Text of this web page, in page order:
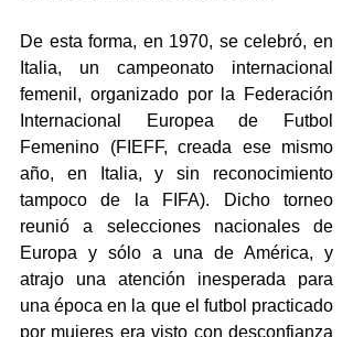
De esta forma, en 1970, se celebró, en
Italia, un campeonato internacional
femenil, organizado por la Federación
Internacional Europea de Futbol
Femenino (FIEFF, creada ese mismo
año, en Italia, y sin reconocimiento
tampoco de la FIFA). Dicho torneo
reunió a selecciones nacionales de
Europa y sólo a una de América, y
atrajo una atención inesperada para
una época en la que el futbol practicado
por mujeres era visto con desconfianza